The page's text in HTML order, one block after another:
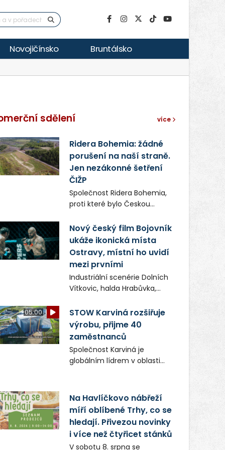
Novojičínsko Bruntálsko
sdělení více
Ridera Bohemia: žádné
porušení na naší straně.
Jen nezákonné šetření
ČIŽP
Společnost Ridera Bohemia,
proti které bylo Českou
(ČIŽP) čtyři roky vedeno
vykonstruované řízení, při
realizaci OVS na heřmanické
haldě postupovala v souladu
se zákonem a zadáním
státního podniku DIAMO a v
této souvislosti nelze hovořit
počátku označovala řízení
ČIŽP za nezákonné a
domáhala se práva na
spravedlivý správní proces.
Nový český film Bojovník
ukáže ikonická místa
Ostravy, místní ho uvidí
mezi prvními
Industriální scenérie Dolních
Vítkovic, halda Hrabůvka,
ikonická místa Ostravy se
objeví v novém filmu
Bojovník, který vstoupí do kin
Frič a Tomáš Dianiška si
moravskoslezskou metropoli
přirozenou součástí příběhu
bývalého boxerského
šampiona Hoffa (Milan
Ondrík), jenž se po letech
vrací do světa vrcholových
05:00
STOW Karviná rozšiřuje
výrobu, přijme 40
zaměstnanců
Společnost Karviná je
globálním lídrem v oblasti
zaměstnavatelem na
Karvinsku a firmou s
obrovským potenciálem.
Na Havlíčkovo nábřeží
míří oblíbené Trhy, co se
hledají. Přivezou novinky
i více než čtyřicet stánků
V sobotu 8. srpna se